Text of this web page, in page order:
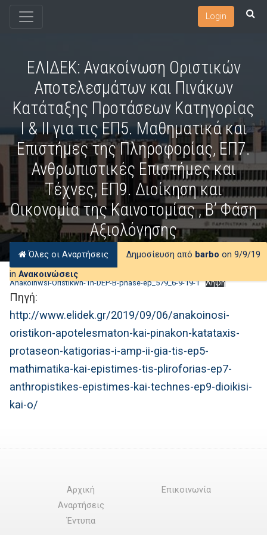
Login
ΕΛΙΔΕΚ: Ανακοίνωση Οριστικών
Αποτελεσμάτων και Πινάκων
Κατάταξης Προτάσεων Κατηγορίας
Ι & ΙΙ για τις ΕΠ5. Μαθηματικά και
Επιστήμες της Πληροφορίας, ΕΠ7.
Ανθρωπιστικές Επιστήμες και
Τέχνες, ΕΠ9. Διοίκηση και
Οικονομία της Καινοτομίας , Β’ Φάση
Αξιολόγησης
Όλες οι Αναρτήσεις Δημοσίευση από barbo on 9/9/19
in Ανακοινώσεις
Anakoinwsi-Oristikwn-1h-DEP-B-phase-ep_579_6-9-19-1 Λήψη
Πηγή:
http://www.elidek.gr/2019/09/06/anakoinosi-
oristikon-apotelesmaton-kai-pinakon-katataxis-
protaseon-katigorias-i-amp-ii-gia-tis-ep5-
mathimatika-kai-epistimes-tis-pliroforias-ep7-
anthropistikes-epistimes-kai-technes-ep9-dioikisi-
kai-o/
Αρχική
Αναρτήσεις
Έντυπα
Επικοινωνία